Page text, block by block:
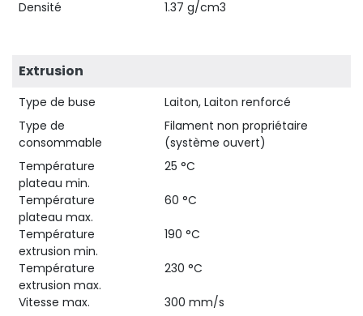
Densité
1.37 g/cm3
Extrusion
Type de buse
Laiton, Laiton renforcé
Type de
consommable
Filament non propriétaire
(système ouvert)
Température
plateau min.
25 °C
Température
plateau max.
60 °C
Température
extrusion min.
190 °C
Température
extrusion max.
230 °C
Vitesse max.
300 mm/s